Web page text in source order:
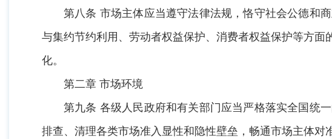
第八条 市场主体应当遵守法律法规，恪守社会公德和
与集约节约利用、劳动者权益保护、消费者权益保护等方
化。
第二章 市场环境
第九条 各级人民政府和有关部门应当严格落实全国统
排查、清理各类市场准入显性和隐性壁垒，畅通市场主体对